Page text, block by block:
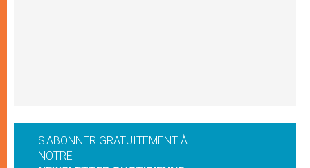
S'ABONNER GRATUITEMENT À
NOTRE